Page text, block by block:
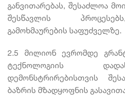
განვითარებას, შესაძლოა
შესწავლის
გამოხმაურების საფუძველზე.
2.5 მილიონ ევრომდე
ტექნოლოგიის
დემონსტრირებისთვის
ბაზრის მზადყოფნის